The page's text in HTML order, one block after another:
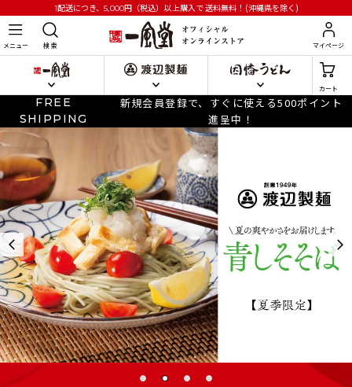
1配送につき、5,000円 （税込）以上購入で送料無料！(沖縄県を除く)
メニュー 検 索 マイページ
カート
FREE
SHIPPING
新規会員登録で、すぐに使える500ポイント
進呈中！